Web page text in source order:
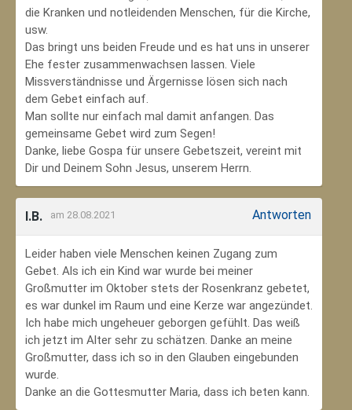
die Kranken und notleidenden Menschen, für die Kirche,
usw.
Das bringt uns beiden Freude und es hat uns in unserer
Ehe fester zusammenwachsen lassen. Viele
Missverständnisse und Ärgernisse lösen sich nach
dem Gebet einfach auf.
Man sollte nur einfach mal damit anfangen. Das
gemeinsame Gebet wird zum Segen!
Danke, liebe Gospa für unsere Gebetszeit, vereint mit
Dir und Deinem Sohn Jesus, unserem Herrn.
I.B. am 28.08.2021 Antworten
Leider haben viele Menschen keinen Zugang zum
Gebet. Als ich ein Kind war wurde bei meiner
Großmutter im Oktober stets der Rosenkranz gebetet,
es war dunkel im Raum und eine Kerze war angezündet.
Ich habe mich ungeheuer geborgen gefühlt. Das weiß
ich jetzt im Alter sehr zu schätzen. Danke an meine
Großmutter, dass ich so in den Glauben eingebunden
wurde.
Danke an die Gottesmutter Maria, dass ich beten kann.